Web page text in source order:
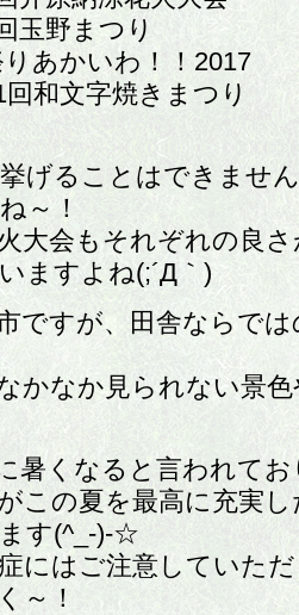
玉野まつり
あかいわ！！2017
和文字焼きまつり
げることはできませ
～！
大会もそれぞれの良
ますよね(;´Д｀)
ですが、田舎ならで
かなか見られない景
暑くなると言われて
この夏を最高に充実
す(^_-)-☆
にはご注意していた
～！